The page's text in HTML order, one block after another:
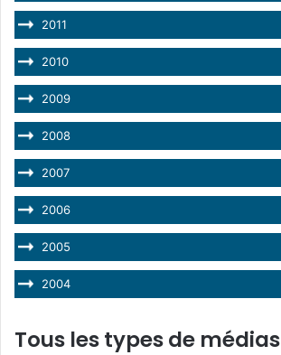
2011
2010
2009
2008
2007
2006
2005
2004
Tous les types de médias